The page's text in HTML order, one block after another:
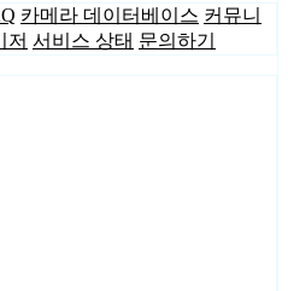
카메라 데이터베이스 커뮤니
저 서비스 상태 문의하기